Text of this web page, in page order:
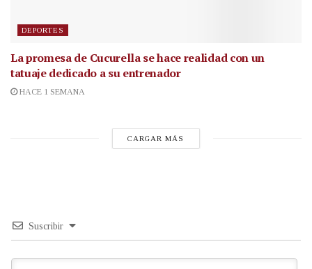
DEPORTES
La promesa de Cucurella se hace realidad con un
tatuaje dedicado a su entrenador
HACE 1 SEMANA
CARGAR MÁS
Suscribir